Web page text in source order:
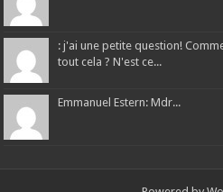
: j'ai une petite question!
tout cela ? N'est ce...
Emmanuel Estern: Mdr...